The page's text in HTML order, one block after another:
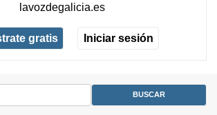
lavozdegalicia.es
gratis Iniciar sesión